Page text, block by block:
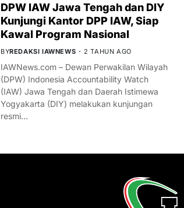
DPW IAW Jawa Tengah dan DIY
Kunjungi Kantor DPP IAW, Siap
Kawal Program Nasional
BYREDAKSI IAWNEWS 2 TAHUN AGO
IAWNews.com – Dewan Perwakilan Wilayah
(DPW) Indonesia Accountability Watch
(IAW) Jawa Tengah dan Daerah Istimewa
Yogyakarta (DIY) melakukan kunjungan
resmi…